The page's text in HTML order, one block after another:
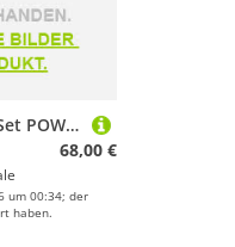
Lynxsport GmbH 2er-Set POWERSHOT® Pop-up Mini Handballtor - Faltbar
68,00 €
um 00:34; der
haben.